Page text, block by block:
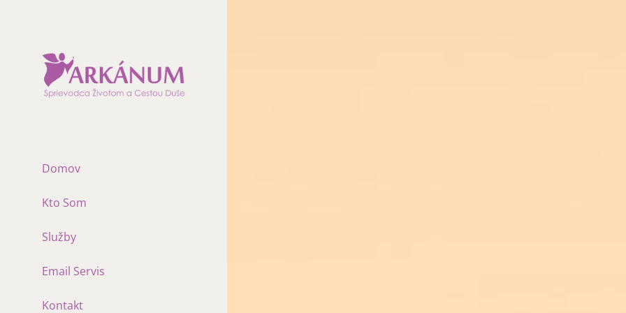
Domov
Kto Som
Služby
Email Servis
Kontakt